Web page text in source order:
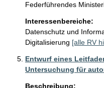
Federführendes
Interessenbereiche:
Datenschutz und
Digitalisierung [alle RV
Entwurf eines
Untersuchung für
Beschreibung: